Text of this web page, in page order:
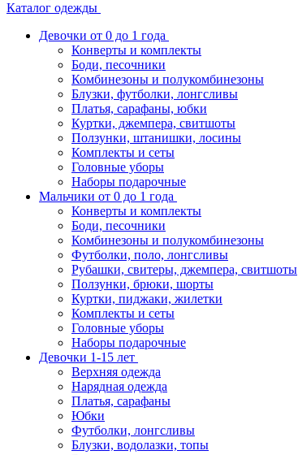
Каталог одежды
Девочки от 0 до 1 года
Конверты и комплекты
Боди, песочники
Комбинезоны и полукомбинезоны
Блузки, футболки, лонгсливы
Платья, сарафаны, юбки
Куртки, джемпера, свитшоты
Ползунки, штанишки, лосины
Комплекты и сеты
Головные уборы
Наборы подарочные
Мальчики от 0 до 1 года
Конверты и комплекты
Боди, песочники
Комбинезоны и полукомбинезоны
Футболки, поло, лонгсливы
Рубашки, свитеры, джемпера, свитшоты
Ползунки, брюки, шорты
Куртки, пиджаки, жилетки
Комплекты и сеты
Головные уборы
Наборы подарочные
Девочки 1-15 лет
Верхняя одежда
Нарядная одежда
Платья, сарафаны
Юбки
Футболки, лонгсливы
Блузки, водолазки, топы